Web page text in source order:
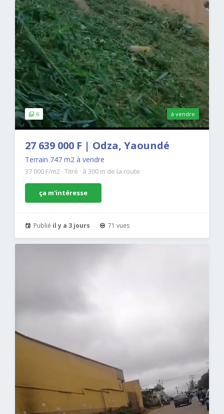
6 à vendre
27 639 000 F | Odza, Yaoundé
Terrain 747 m2 à vendre
37 000 F/m2 · Titré · à 300 m de la route
ça m'intéresse
Publié il y a 3 jours 71 vues